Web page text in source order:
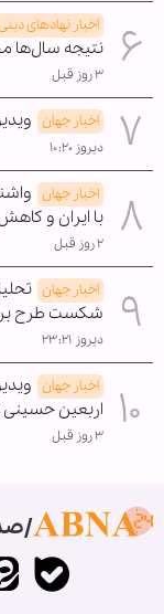
اخبار نهادهای
نتیجه سال‌ها
۳ روز قبل
اخبار جهان
دیروز ۱۰:۲۰
اخبار جهان
با ایران و
۲ روز قبل
اخبار جهان
شکست طرح
دیروز ۲۳:۲۱
اخبار جهان
اربعین حسینی
۳ روز قبل